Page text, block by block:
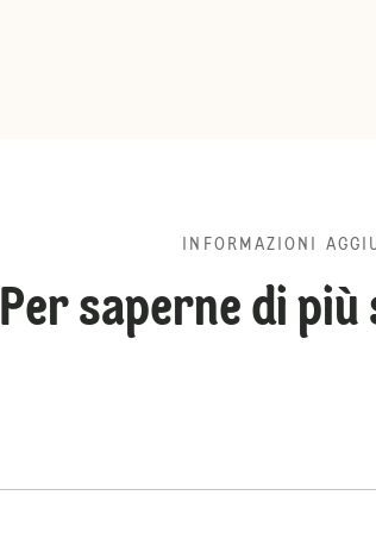
INFORMAZIONI
Per saperne di